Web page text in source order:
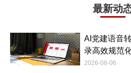
最新动
AI党建语音
录高效规范
2026-08-06